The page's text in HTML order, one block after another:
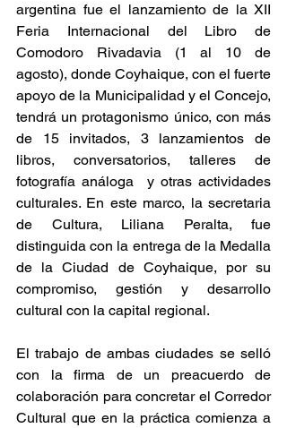
argentina fue el lanzamiento de la XII
Feria Internacional del Libro de
Comodoro Rivadavia (1 al 10 de
agosto), donde Coyhaique, con el fuerte
apoyo de la Municipalidad y el Concejo,
tendrá un protagonismo único, con más
de 15 invitados, 3 lanzamientos de
libros, conversatorios, talleres de
fotografía análoga  y otras actividades
culturales. En este marco, la secretaria
de Cultura, Liliana Peralta, fue
distinguida con la entrega de la Medalla
de la Ciudad de Coyhaique, por su
compromiso, gestión y desarrollo
cultural con la capital regional.
El trabajo de ambas ciudades se selló
con la firma de un preacuerdo de
colaboración para concretar el Corredor
Cultural que en la práctica comienza a